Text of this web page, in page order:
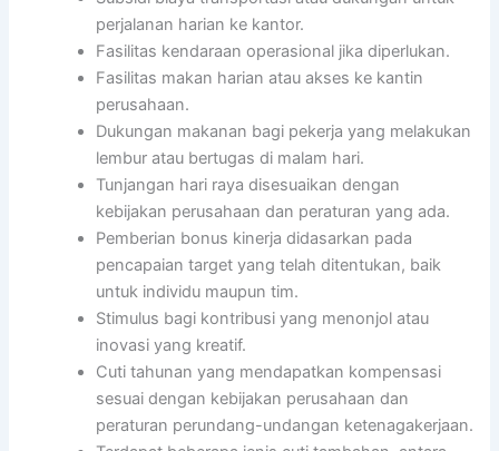
perjalanan harian ke kantor.
Fasilitas kendaraan operasional jika diperlukan.
Fasilitas makan harian atau akses ke kantin
perusahaan.
Dukungan makanan bagi pekerja yang melakukan
lembur atau bertugas di malam hari.
Tunjangan hari raya disesuaikan dengan
kebijakan perusahaan dan peraturan yang ada.
Pemberian bonus kinerja didasarkan pada
pencapaian target yang telah ditentukan, baik
untuk individu maupun tim.
Stimulus bagi kontribusi yang menonjol atau
inovasi yang kreatif.
Cuti tahunan yang mendapatkan kompensasi
sesuai dengan kebijakan perusahaan dan
peraturan perundang-undangan ketenagakerjaan.